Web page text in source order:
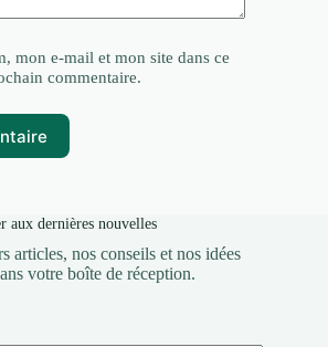
mon e-mail et mon site dans ce
commentaire.
aux dernières nouvelles
articles, nos conseils et nos idées
votre boîte de réception.